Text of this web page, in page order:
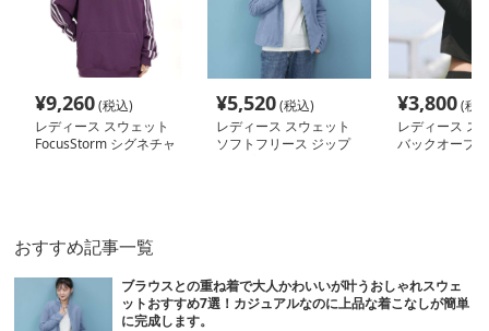
¥9,260(税込)
レディース スウェット
FocusStorm シグネチャ
¥5,520(税込)
レディース スウェット
ソフトフリース ジップ
¥3,800(税
レディース ス
バックオープ
おすすめ記事一覧
ブラウスとの重ね着で大人かわいいが叶うおしゃれスウェ
ットおすすめ7選！カジュアルなのに上品な着こなしが簡単
に完成します。